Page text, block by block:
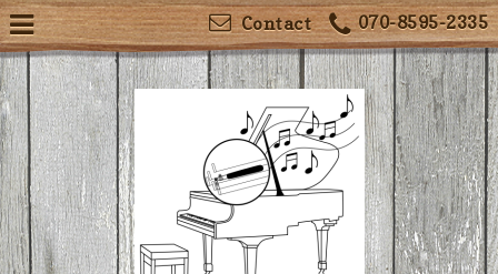
070-8595-2335
Contact